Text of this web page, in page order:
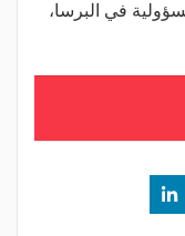
في البرسا،